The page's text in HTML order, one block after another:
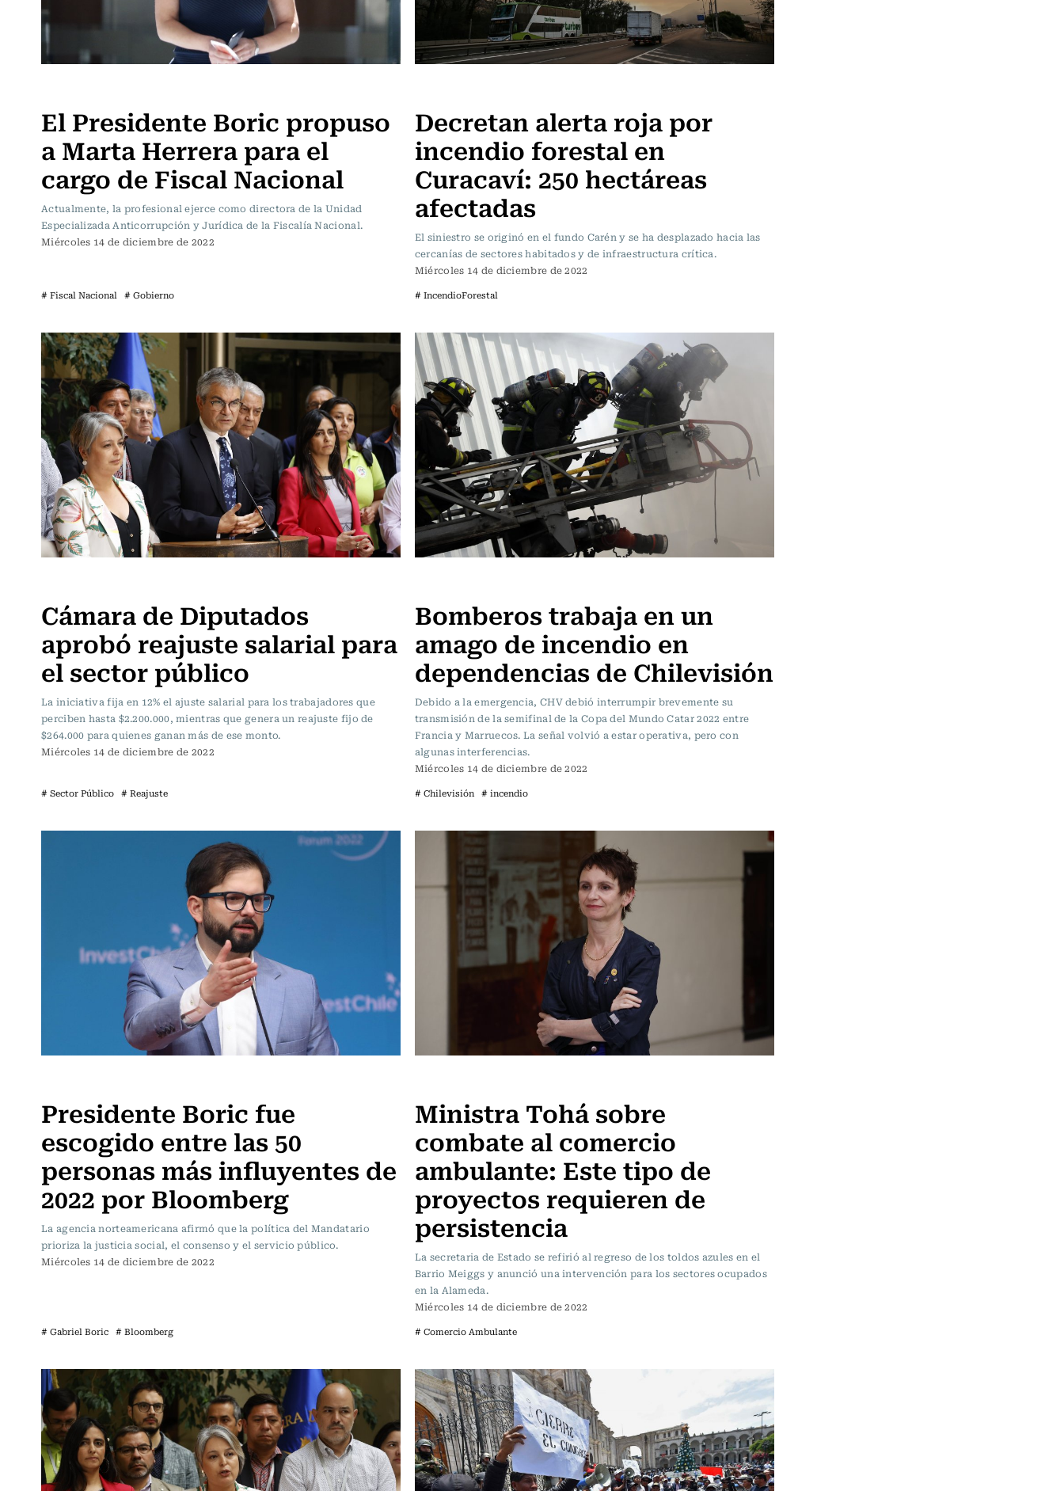
El Presidente Boric propuso
a Marta Herrera para el
cargo de Fiscal Nacional
Actualmente, la profesional ejerce como directora de la Unidad
Especializada Anticorrupción y Jurídica de la Fiscalía Nacional.
Miércoles 14 de diciembre de 2022
# Fiscal Nacional # Gobierno
Decretan alerta roja por
incendio forestal en
Curacaví: 250 hectáreas
afectadas
El siniestro se originó en el fundo Carén y se ha desplazado hacia las
cercanías de sectores habitados y de infraestructura crítica.
Miércoles 14 de diciembre de 2022
# IncendioForestal
Cámara de Diputados
aprobó reajuste salarial para
el sector público
La iniciativa fija en 12% el ajuste salarial para los trabajadores que
perciben hasta $2.200.000, mientras que genera un reajuste fijo de
$264.000 para quienes ganan más de ese monto.
Miércoles 14 de diciembre de 2022
# Sector Público # Reajuste
Bomberos trabaja en un
amago de incendio en
dependencias de Chilevisión
Debido a la emergencia, CHV debió interrumpir brevemente su
transmisión de la semifinal de la Copa del Mundo Catar 2022 entre
Francia y Marruecos. La señal volvió a estar operativa, pero con
algunas interferencias.
Miércoles 14 de diciembre de 2022
# Chilevisión # incendio
Presidente Boric fue
escogido entre las 50
personas más influyentes de
2022 por Bloomberg
La agencia norteamericana afirmó que la política del Mandatario
prioriza la justicia social, el consenso y el servicio público.
Miércoles 14 de diciembre de 2022
# Gabriel Boric # Bloomberg
Ministra Tohá sobre
combate al comercio
ambulante: Este tipo de
proyectos requieren de
persistencia
La secretaria de Estado se refirió al regreso de los toldos azules en el
Barrio Meiggs y anunció una intervención para los sectores ocupados
en la Alameda.
Miércoles 14 de diciembre de 2022
# Comercio Ambulante